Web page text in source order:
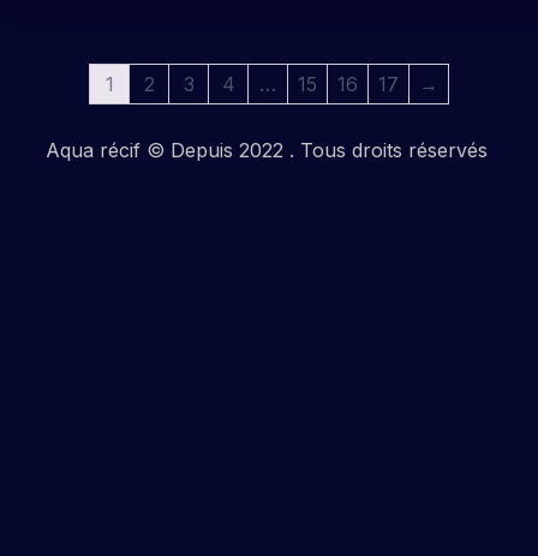
1 2 3 4 … 15 16 17 →
Aqua récif © Depuis 2022 . Tous droits réservés